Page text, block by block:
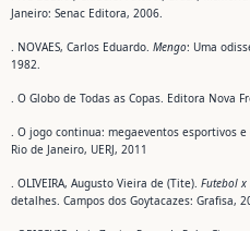
Janeiro: Senac Editora, 2006.
. NOVAES, Carlos Eduardo. Mengo: Uma
1982.
. O Globo de Todas as Copas. Editora Nova
. O jogo continua: megaeventos esportivos e
Rio de Janeiro, UERJ, 2011
. OLIVEIRA, Augusto Vieira de (Tite). Futebol x
detalhes. Campos dos Goytacazes: Grafisa,